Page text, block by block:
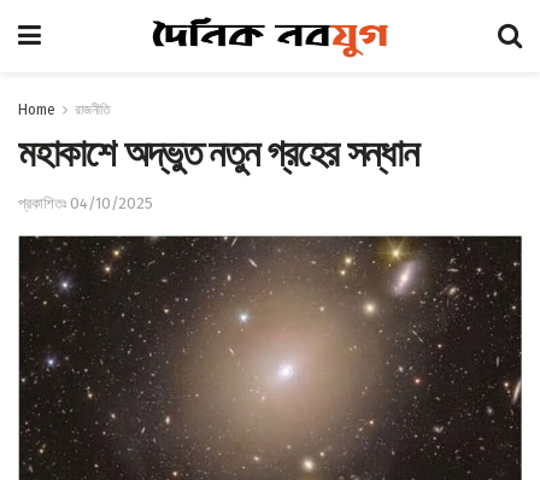
Home রাজনীতি
মহাকাশে অদ্ভুত নতুন গ্রহের সন্ধান
প্রকাশিতঃ 04/10/2025